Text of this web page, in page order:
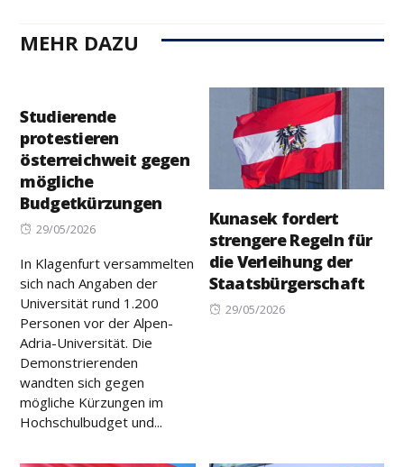
MEHR DAZU
Studierende
protestieren
österreichweit gegen
mögliche
Budgetkürzungen
Posted
29/05/2026
In Klagenfurt versammelten
sich nach Angaben der
Universität rund 1.200
Personen vor der Alpen-
Adria-Universität. Die
Demonstrierenden
wandten sich gegen
mögliche Kürzungen im
Hochschulbudget und...
Kunasek fordert
strengere Regeln für
die Verleihung der
Staatsbürgerschaft
Posted
29/05/2026